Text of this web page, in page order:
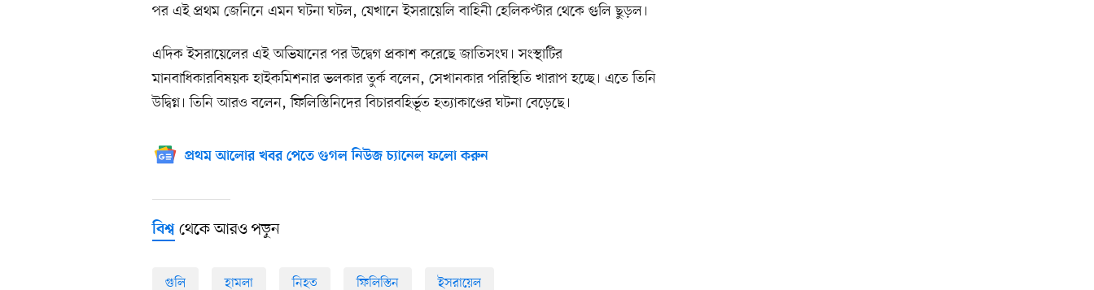
পর এই প্রথম জেনিনে এমন ঘটনা ঘটল, যেখানে ইসরায়েলি বাহিনী হেলিকপ্টার থেকে গুলি ছুড়ল।
এদিক ইসরায়েলের এই অভিযানের পর উদ্বেগ প্রকাশ করেছে জাতিসংঘ। সংস্থাটির
মানবাধিকারবিষয়ক হাইকমিশনার ভলকার তুর্ক বলেন, সেখানকার পরিস্থিতি খারাপ হচ্ছে। এতে তিনি
উদ্বিগ্ন। তিনি আরও বলেন, ফিলিস্তিনিদের বিচারবহির্ভূত হত্যাকাণ্ডের ঘটনা বেড়েছে।
প্রথম আলোর খবর পেতে গুগল নিউজ চ্যানেল ফলো করুন
বিশ্ব থেকে আরও পড়ুন
গুলি হামলা নিহত ফিলিস্তিন ইসরায়েল